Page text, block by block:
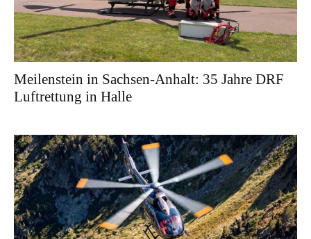
Meilenstein in Sachsen-Anhalt: 35 Jahre DRF
Luftrettung in Halle